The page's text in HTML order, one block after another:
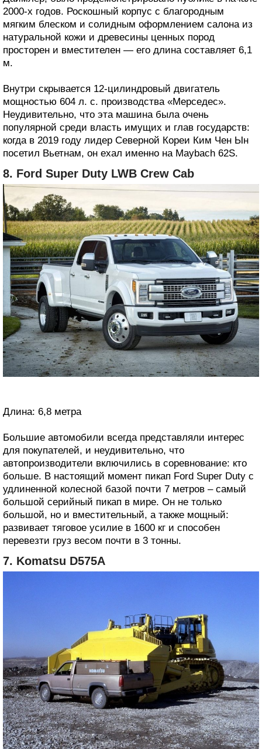
2000-х годов. Роскошный корпус с благородным
мягким блеском и солидным оформлением салона из
натуральной кожи и древесины ценных пород
просторен и вместителен — его длина составляет 6,1
м.
Внутри скрывается 12-цилиндровый двигатель
мощностью 604 л. с. производства «Мерседес».
Неудивительно, что эта машина была очень
популярной среди власть имущих и глав государств:
когда в 2019 году лидер Северной Кореи Ким Чен Ын
посетил Вьетнам, он ехал именно на Maybach 62S.
8. Ford Super Duty LWB Crew Cab
Длина: 6,8 метра
Большие автомобили всегда представляли интерес
для покупателей, и неудивительно, что
автопроизводители включились в соревнование: кто
больше. В настоящий момент пикап Ford Super Duty с
удлиненной колесной базой почти 7 метров – самый
большой серийный пикап в мире. Он не только
большой, но и вместительный, а также мощный:
развивает тяговое усилие в 1600 кг и способен
перевезти груз весом почти в 3 тонны.
7. Komatsu D575A